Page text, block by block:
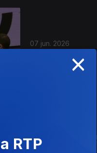
07 jun. 2026
de Andebol
×
RTP